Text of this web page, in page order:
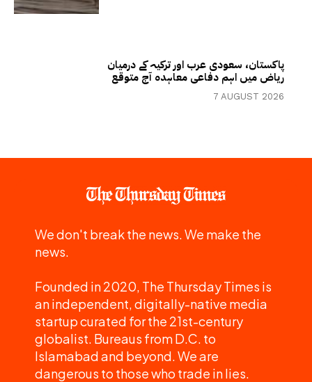
پاکستان، سعودی عرب اور ترکیہ کے درمیان
ریاض میں اہم دفاعی معاہدہ آج متوقع
7 AUGUST 2026
We don't break the news. We make the
news.
Founded in 2020, The Thursday Times is
an independent, digitally-native media
startup curated for the 21st-century
globalist. Bureaus from D.C. to
Islamabad and beyond. We are
dangerous to those who trade in lies.